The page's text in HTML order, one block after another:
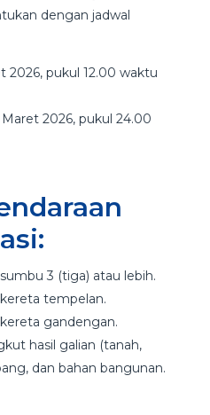
dengan jadwal
2026, pukul 12.00 waktu
2026, pukul 24.00
3 (tiga) atau lebih.
tempelan.
gandengan.
hasil galian (tanah,
dan bahan bangunan.